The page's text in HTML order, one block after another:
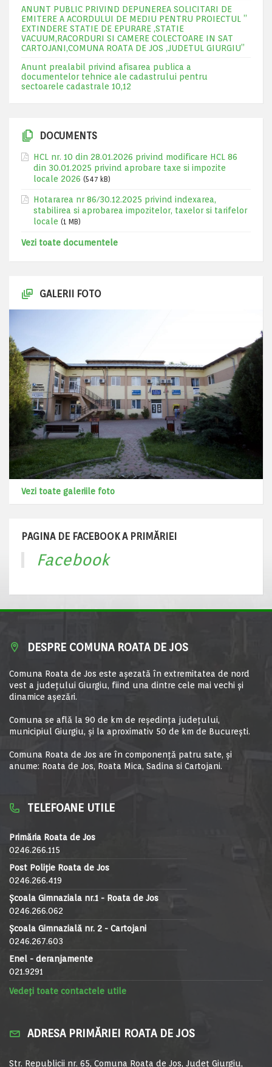
ANUNT PUBLIC PRIVIND DEPUNEREA SOLICITARI DE
EMITERE A ACORDULUI DE MEDIU PENTRU PROIECTUL ”
EXTINDERE STATIE DE EPURARE ,STATIE
VACUUM,RACORDURI SI CAMERE COLECTOARE IN SAT
CARTOJANI,COMUNA ROATA DE JOS ,JUDETUL GIURGIU”
Anunt prealabil privind afisarea publica a
documentelor tehnice ale cadastrului pentru
sectoarele cadastrale 10,12
DOCUMENTS
HCL nr. 10 din 28.01.2026 privind modificare HCL 86
din 30.01.2025 privind aprobare taxe si impozite
locale 2026 (547 kB)
Hotararea nr 86/30.12.2025 privind indexarea,
stabilirea si aprobarea impozitelor, taxelor si tarifelor
locale (1 MB)
Vezi toate documentele
GALERII FOTO
Vezi toate galeriile foto
PAGINA DE FACEBOOK A PRIMĂRIEI
Facebook
DESPRE COMUNA ROATA DE JOS
Comuna Roata de Jos este aşezată în extremitatea de nord
vest a judeţului Giurgiu, fiind una dintre cele mai vechi şi
dinamice aşezări.
Comuna se află la 90 de km de reşedinţa judeţului,
municipiul Giurgiu, şi la aproximativ 50 de km de Bucureşti.
Comuna Roata de Jos are în componență patru sate, și
anume: Roata de Jos, Roata Mica, Sadina si Cartojani.
TELEFOANE UTILE
Primăria Roata de Jos
0246.266.115
Post Poliție Roata de Jos
0246.266.419
Școala Gimnaziala nr.1 - Roata de Jos
0246.266.062
Școala Gimnazială nr. 2 - Cartojani
0246.267.603
Enel - deranjamente
021.9291
Vedeți toate contactele utile
ADRESA PRIMĂRIEI ROATA DE JOS
Str. Republicii nr. 65, Comuna Roata de Jos, Județ Giurgiu,